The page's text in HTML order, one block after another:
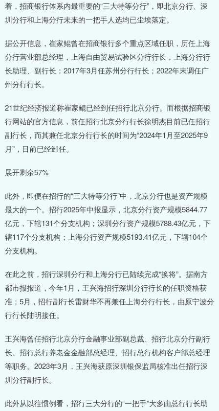
着，招商银行体系内最重要的“三大特等分行”，即北京分行、深
圳分行和上海分行未来的一把手人选均已尘埃落定。
据公开信息，崔家鲲曾在招商银行多个重点区域任职，历任上海
分行营业部总经理，上海自由贸易试验区分行行长，上海分行行
长助理、副行长；2017年3月任苏州分行行长；2022年末调任广
州分行行长。
21世纪经济报道称崔家鲲已经到任招行北京分行。而根据招商银
行网站的官方信息，前任招行北京分行行长徐明杰目前已任招行
副行长，而其兼任北京分行行长的时间为“2024年1月至2025年9
月”，目前已经卸任。
展开剩余57%
此外，即便在招行的“三大特等分行”中，北京分行也是资产规模
最大的一个。招行2025年中报显示，北京分行资产规模5844.77
亿元，下辖131个分支机构；深圳分行资产规模5788.43亿元，下
辖117个分支机构；上海分行资产规模5193.41亿元，下辖104个
分支机构。
在此之前，招行深圳分行和上海分行已陆续完成“换将”。据南方
都市报报道，今年1月，王兴海招行深圳分行行长的任职资格获
准；5月，招行副行长雷财华不再兼任上海分行行长，由原宁波分
行行长陆明接任。
王兴海曾任招行北京分行金融事业部副总裁、招行北京分行副行
长、招行总行养老金金融部总经理、招行总行机构客户部总经理
等职务。2023年3月，王兴海获原深圳银保监局核准出任招行深
圳分行副行长。
此外从以往惯例看，招行三大分行的“一把手”大多由总行行长助